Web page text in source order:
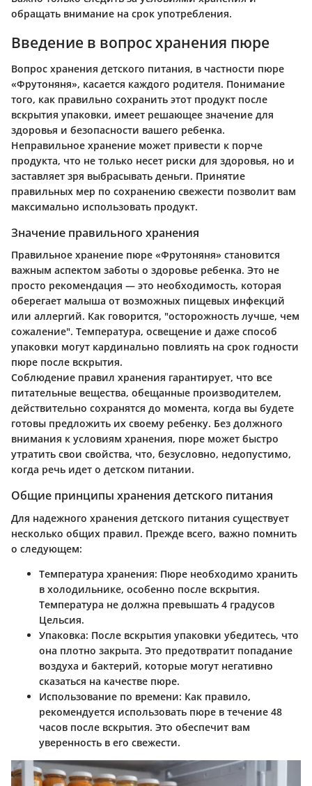
обращать внимание на срок употребления.
Введение в вопрос хранения пюре
Вопрос хранения детского питания, в частности пюре
«Фрутоняня», касается каждого родителя. Понимание
того, как правильно сохранить этот продукт после
вскрытия упаковки, имеет решающее значение для
здоровья и безопасности вашего ребенка.
Неправильное хранение может привести к порче
продукта, что не только несет риски для здоровья, но и
заставляет зря выбрасывать деньги. Принятие
правильных мер по сохранению свежести позволит вам
максимально использовать продукт.
Значение правильного хранения
Правильное хранение пюре «Фрутоняня» становится
важным аспектом заботы о здоровье ребенка. Это не
просто рекомендация — это необходимость, которая
оберегает малыша от возможных пищевых инфекций
или аллергий. Как говорится, "осторожность лучше, чем
сожаление". Температура, освещение и даже способ
упаковки могут кардинально повлиять на срок годности
пюре после вскрытия.
Соблюдение правил хранения гарантирует, что все
питательные вещества, обещанные производителем,
действительно сохранятся до момента, когда вы будете
готовы предложить их своему ребенку. Без должного
внимания к условиям хранения, пюре может быстро
утратить свои свойства, что, безусловно, недопустимо,
когда речь идет о детском питании.
Общие принципы хранения детского питания
Для надежного хранения детского питания существует
несколько общих правил. Прежде всего, важно помнить
о следующем:
Температура хранения: Пюре необходимо хранить
в холодильнике, особенно после вскрытия.
Температура не должна превышать 4 градусов
Цельсия.
Упаковка: После вскрытия упаковки убедитесь, что
она плотно закрыта. Это предотвратит попадание
воздуха и бактерий, которые могут негативно
сказаться на качестве пюре.
Использование по времени: Как правило,
рекомендуется использовать пюре в течение 48
часов после вскрытия. Это обеспечит вам
уверенность в его свежести.